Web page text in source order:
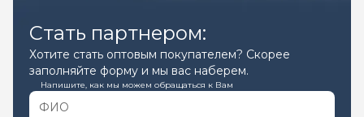
Стать партнером:
Хотите стать оптовым покупателем? Скорее
заполняйте форму и мы вас наберем.
Напишите, как мы можем обращаться к Вам